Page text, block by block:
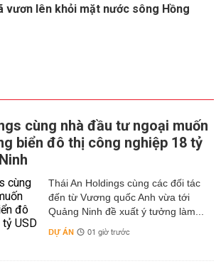
vươn lên khỏi mặt nước sông Hồng
cùng nhà đầu tư ngoại muốn
biển đô thị công nghiệp 18 tỷ
Thái An Holdings cùng các đối tác
đến từ Vương quốc Anh vừa tới
Quảng Ninh đề xuất ý tưởng làm...
DỰ ÁN 01 giờ trước